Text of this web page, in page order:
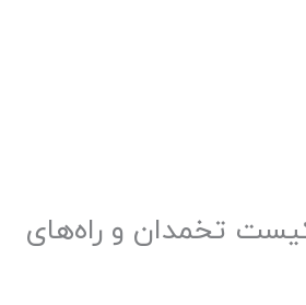
کیست تخمدان و راه‌های